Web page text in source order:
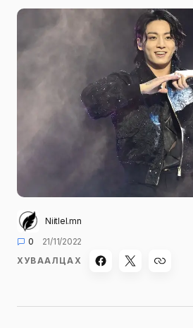
Niitlel.mn
0
21/11/2022
ХУВААЛЦАХ